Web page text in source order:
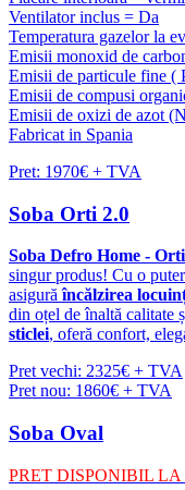
Ventilator inclus = Da
Temperatura gazelor la
Emisii monoxid de
Emisii de particule fine (
Emisii de compusi
Emisii de oxizi de azot
Fabricat in Spania
Pret: 1970€ + TVA
Soba Orti 2.0
Soba Defro Home -
singur produs! Cu o
asigurăîncălzirea
din oțel de înaltă calitate
sticlei, oferă confort,
Pret vechi: 2325€ + TVA
Pret nou: 1860€ + TVA
Soba Oval
PRET DISPONIBIL LA